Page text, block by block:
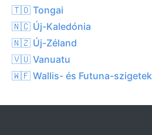
🇹🇴 Tongai
🇳🇨 Új-Kaledónia
🇳🇿 Új-Zéland
🇻🇺 Vanuatu
🇼🇫 Wallis- és Futuna-szigetek